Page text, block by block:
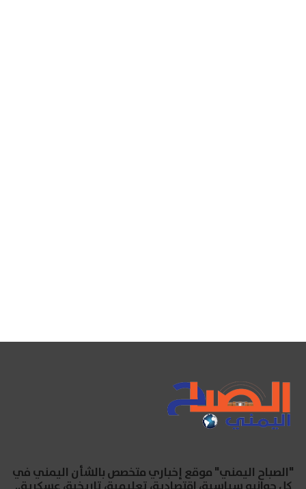
"الصباح اليمني" موقع إخباري متخصص بالشأن اليمني في